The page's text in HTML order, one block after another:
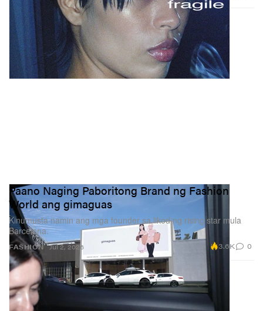
FASHION
Paano Naging Paboritong Brand ng Fashion
World ang gimaguas
Kinumusta namin ang mga founder sa likod ng rising star mula
Barcelona.
Jul 2, 2026 3.6K 0